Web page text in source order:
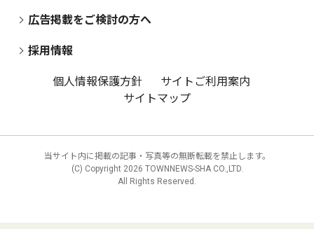
広告掲載をご検討の方へ
採用情報
個人情報保護方針
サイトご利用案内
サイトマップ
当サイト内に掲載の記事・写真等の無断転載を禁止します。
(C) Copyright 2026 TOWNNEWS-SHA CO.,LTD.
All Rights Reserved.